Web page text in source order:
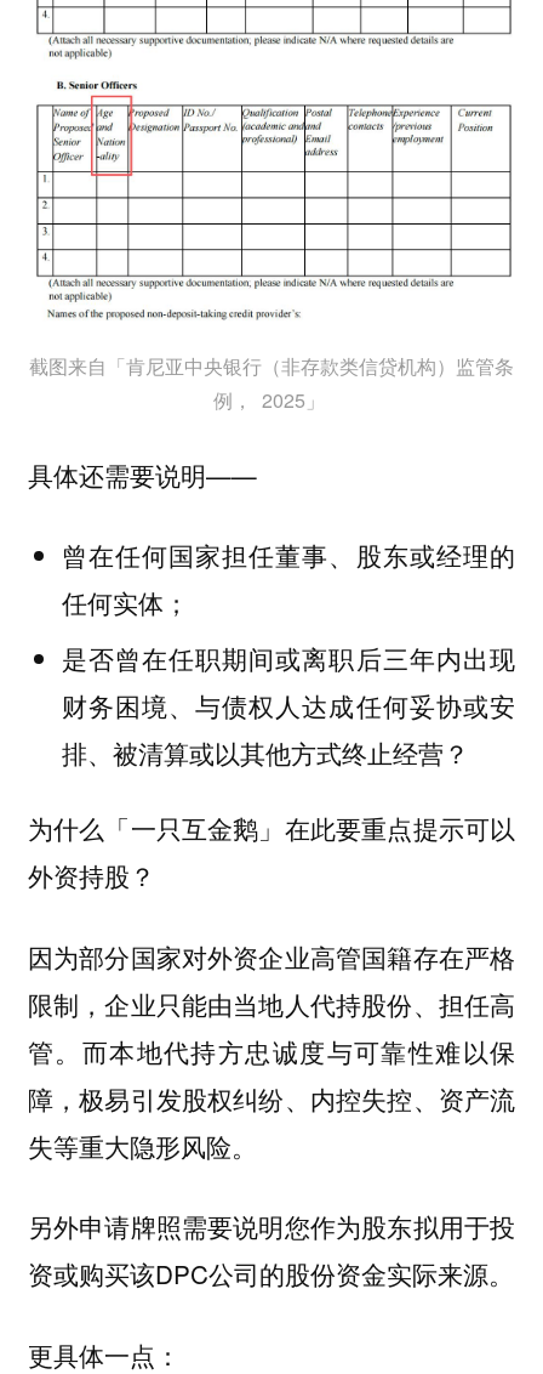
截图来自「肯尼亚中央银行（非存款类信贷机构）监管条
例， 2025」
具体还需要说明——
曾在任何国家担任董事、股东或经理的
任何实体；
是否曾在任职期间或离职后三年内出现
财务困境、与债权人达成任何妥协或安
排、被清算或以其他方式终止经营？
为什么「一只互金鹅」在此要重点提示可以
外资持股？
因为部分国家对外资企业高管国籍存在严格
限制，企业只能由当地人代持股份、担任高
管。而本地代持方忠诚度与可靠性难以保
障，极易引发股权纠纷、内控失控、资产流
失等重大隐形风险。
另外申请牌照需要说明您作为股东拟用于投
资或购买该DPC公司的股份资金实际来源。
更具体一点：